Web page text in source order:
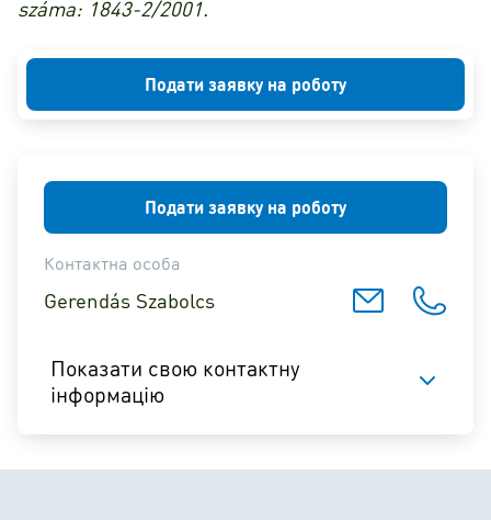
száma: 1843-2/2001.
Подати заявку на роботу
Подати заявку на роботу
Контактна особа
Gerendás Szabolcs
Показати свою контактну
інформацію